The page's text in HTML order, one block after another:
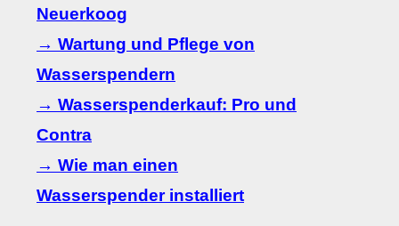
Neuerkoog
→ Wartung und Pflege von
Wasserspendern
→ Wasserspenderkauf: Pro und
Contra
→ Wie man einen
Wasserspender installiert